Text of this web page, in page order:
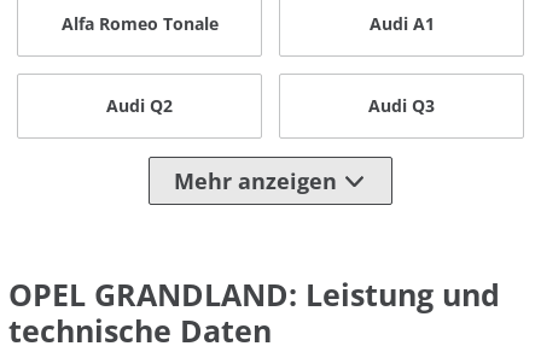
Alfa Romeo Tonale Audi A1
Audi Q2 Audi Q3
Mehr anzeigen
OPEL GRANDLAND: Leistung und
technische Daten